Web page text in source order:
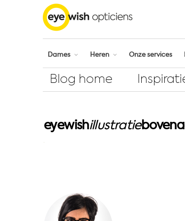
Dames Heren Onze services
Blog home
eyewishillustratie